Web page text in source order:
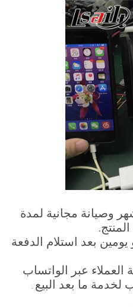
مجاني لمدة 3 أشهر وصيانة مجانية لمدة
بعد استلام الدفعة
عبر الواتساب
لخدمة ما بعد البيع